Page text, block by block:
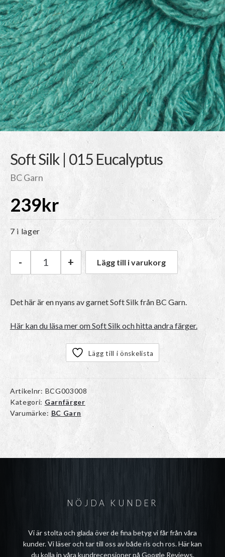
Soft Silk | 015 Eucalyptus
BC Garn
239kr
7 i lager
BC Garn Soft Silk | 015 Eucalyptus mängd
- + Lägg till i varukorg
Det här är en nyans av garnet Soft Silk från BC Garn.
Här kan du läsa mer om Soft Silk och hitta andra färger.
Lägg till i önskelista
Artikelnr: BCG003008
Kategori: Garnfärger
Varumärke: BC Garn
NÖJDA KUNDER
Vi är stolta och glada över de fina betyg vi får från våra
kunder. Vi läser och tar till oss av både ris och ros. Här kan
du kolla in våra kundrecensioner på Google Reviews.